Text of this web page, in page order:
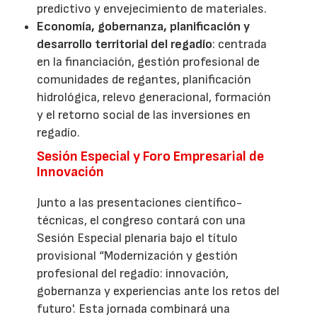
predictivo y envejecimiento de materiales.
Economía, gobernanza, planificación y
desarrollo territorial del regadío: centrada
en la financiación, gestión profesional de
comunidades de regantes, planificación
hidrológica, relevo generacional, formación
y el retorno social de las inversiones en
regadío.
Sesión Especial y Foro Empresarial de
Innovación
Junto a las presentaciones científico-
técnicas, el congreso contará con una
Sesión Especial plenaria bajo el título
provisional “Modernización y gestión
profesional del regadío: innovación,
gobernanza y experiencias ante los retos del
futuro'. Esta jornada combinará una